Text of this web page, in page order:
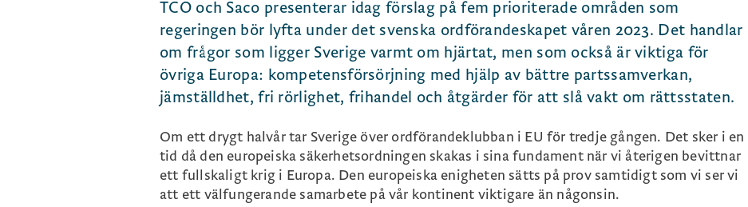
TCO och Saco presenterar idag förslag på fem prioriterade områden som
regeringen bör lyfta under det svenska ordförandeskapet våren 2023. Det handlar
om frågor som ligger Sverige varmt om hjärtat, men som också är viktiga för
övriga Europa: kompetensförsörjning med hjälp av bättre partssamverkan,
jämställdhet, fri rörlighet, frihandel och åtgärder för att slå vakt om rättsstaten.
Om ett drygt halvår tar Sverige över ordförandeklubban i EU för tredje gången. Det sker i en
tid då den europeiska säkerhetsordningen skakas i sina fundament när vi återigen bevittnar
ett fullskaligt krig i Europa. Den europeiska enigheten sätts på prov samtidigt som vi ser vi
att ett välfungerande samarbete på vår kontinent viktigare än någonsin.